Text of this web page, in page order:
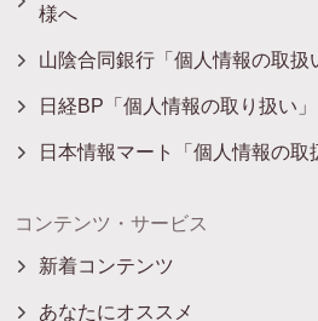
様へ
山陰合同銀行「個人情報の取扱
日経BP「個人情報の取り扱い」
日本情報マート「個人情報の取
コンテンツ・サービス
新着コンテンツ
あなたにオススメ